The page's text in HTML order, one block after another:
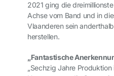
2021 ging die
Achse vom Band und in
Vlaanderen sein
herstellen.
„Fantastische
„Sechzig Jahre